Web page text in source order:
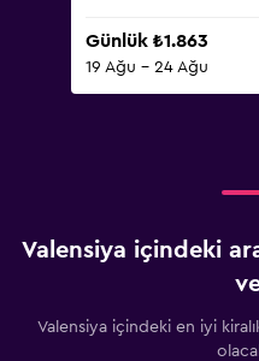
Günlük ₺1.863
19 Ağu - 24 Ağu
Valensiya içindeki
Valensiya içindeki en iyi